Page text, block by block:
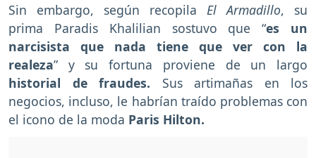
Sin embargo, según recopila El Armadillo, su
prima Paradis Khalilian sostuvo que “es un
narcisista que nada tiene que ver con la
realeza” y su fortuna proviene de un largo
historial de fraudes. Sus artimañas en los
negocios, incluso, le habrían traído problemas con
el icono de la moda Paris Hilton.